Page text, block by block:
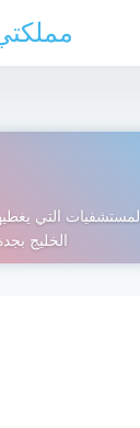
المستشفيات التي
الخليج